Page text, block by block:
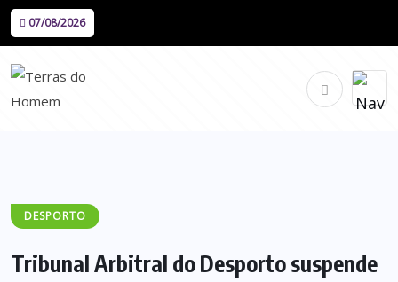
07/08/2026
DESPORTO
Tribunal Arbitral do Desporto suspende